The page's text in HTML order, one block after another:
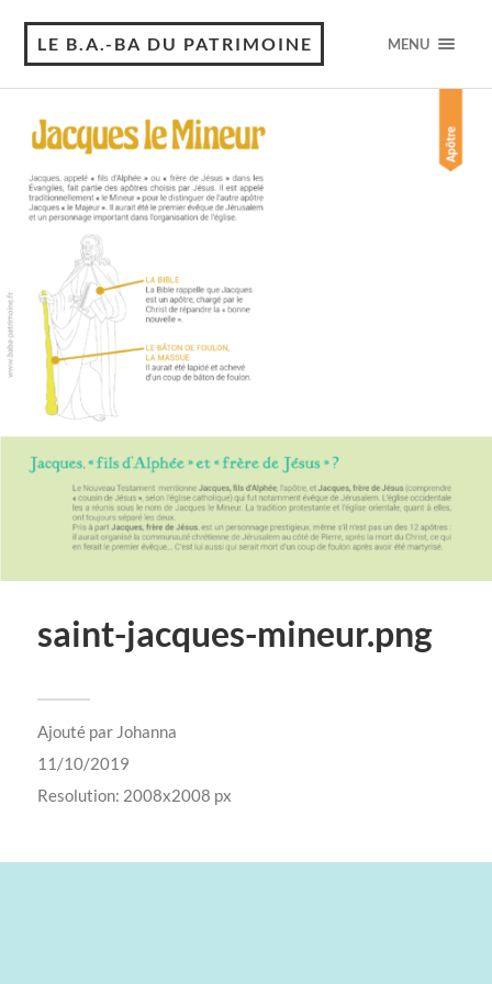
LE B.A.-BA DU PATRIMOINE MENU
saint-jacques-mineur.png
Ajouté par Johanna
11/10/2019
Resolution: 2008x2008 px